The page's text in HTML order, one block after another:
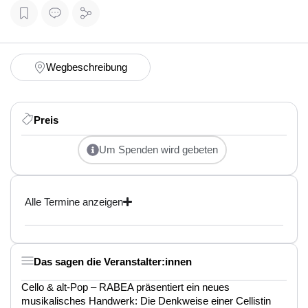
Wegbeschreibung
Preis
Um Spenden wird gebeten
Alle Termine anzeigen
Das sagen die Veranstalter:innen
Cello & alt-Pop – RABEA präsentiert ein neues
musikalisches Handwerk: Die Denkweise einer Cellistin